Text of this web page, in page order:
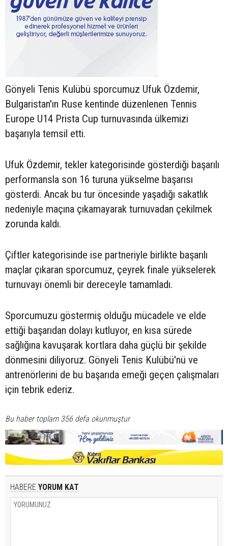
Gönyeli Tenis Kulübü sporcumuz Ufuk Özdemir,
Bulgaristan'ın Ruse kentinde düzenlenen Tennis
Europe U14 Prista Cup turnuvasında ülkemizi
başarıyla temsil etti.
Ufuk Özdemir, tekler kategorisinde gösterdiği başarılı
performansla son 16 turuna yükselme başarısı
gösterdi. Ancak bu tur öncesinde yaşadığı sakatlık
nedeniyle maçına çıkamayarak turnuvadan çekilmek
zorunda kaldı.
Çiftler kategorisinde ise partneriyle birlikte başarılı
maçlar çıkaran sporcumuz, çeyrek finale yükselerek
turnuvayı önemli bir dereceyle tamamladı.
Sporcumuzu göstermiş olduğu mücadele ve elde
ettiği başarıdan dolayı kutluyor, en kısa sürede
sağlığına kavuşarak kortlara daha güçlü bir şekilde
dönmesini diliyoruz. Gönyeli Tenis Kulübü'nü ve
antrenörlerini de bu başarıda emeği geçen çalışmaları
için tebrik ederiz.
Bu haber toplam 356 defa okunmuştur
HABERE YORUM KAT